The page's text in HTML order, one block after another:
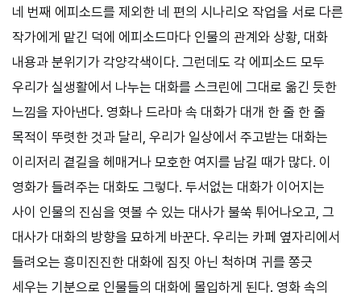
네 번째 에피소드를 제외한 네 편의 시나리오 작업을 서로 다른
작가에게 맡긴 덕에 에피소드마다 인물의 관계와 상황, 대화
내용과 분위기가 각양각색이다. 그런데도 각 에피소드 모두
우리가 실생활에서 나누는 대화를 스크린에 그대로 옮긴 듯한
느낌을 자아낸다. 영화나 드라마 속 대화가 대개 한 줄 한 줄
목적이 뚜렷한 것과 달리, 우리가 일상에서 주고받는 대화는
이리저리 곁길을 헤매거나 모호한 여지를 남길 때가 많다. 이
영화가 들려주는 대화도 그렇다. 두서없는 대화가 이어지는
사이 인물의 진심을 엿볼 수 있는 대사가 불쑥 튀어나오고, 그
대사가 대화의 방향을 묘하게 바꾼다. 우리는 카페 옆자리에서
들려오는 흥미진진한 대화에 짐짓 아닌 척하며 귀를 쫑긋
세우는 기분으로 인물들의 대화에 몰입하게 된다. 영화 속의